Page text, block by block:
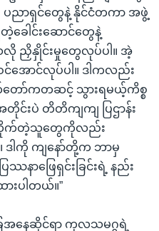
ာရှင်တွေနဲ့ နိုင်ငံတကာ အဖွဲ့
ေါင်းဆောင်တွေနဲ့
ညှိနှိုင်းမှုတွေလုပ်ပါ။ အဲ့
ောင်လုပ်ပါ။ ဒါကလည်း
ော်ကတဆင့် သွားရမယ့်ကိစ္စ
င်းပဲ တိတိကျကျ ပြဌာန်း
ြစ်ထိုက်တဲ့သူတွေကိုလည်း
ဒါကို ကျနော်တို့က ဘာမှ
နာဖြေရှင်းခြင်းရဲ့ နည်း
းပါတယ်။”
အနေဆိုင်ရာ ကုလသမဂ္ဂရဲ့